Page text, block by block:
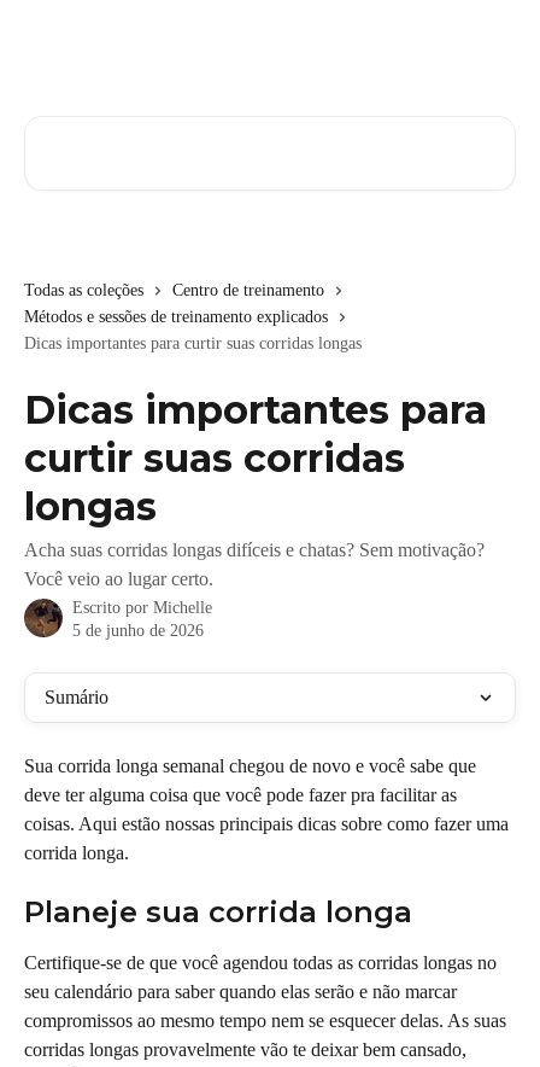
Todas as coleções
Centro de treinamento
Métodos e sessões de treinamento explicados
Dicas importantes para curtir suas corridas longas
Dicas importantes para
curtir suas corridas
longas
Acha suas corridas longas difíceis e chatas? Sem motivação?
Você veio ao lugar certo.
Escrito por Michelle
5 de junho de 2026
Sumário
Sua corrida longa semanal chegou de novo e você sabe que
deve ter alguma coisa que você pode fazer pra facilitar as
coisas. Aqui estão nossas principais dicas sobre como fazer uma
corrida longa.
Planeje sua corrida longa
Certifique-se de que você agendou todas as corridas longas no
seu calendário para saber quando elas serão e não marcar
compromissos ao mesmo tempo nem se esquecer delas. As suas
corridas longas provavelmente vão te deixar bem cansado,